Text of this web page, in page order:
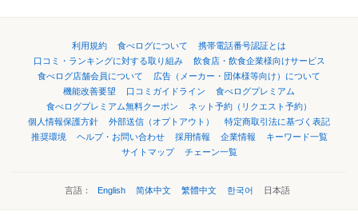
利用規約 食べログについて
携帯電話番号認証とは
口コミ・ランキングに対する取り組み
飲食店・飲食企業様向けサービス
食べログ店舗会員について
広告（メーカー・団体様等向け）について
機能改善要望
口コミガイドライン
食べログプレミアム
食べログプレミアム無料クーポン
ネット予約（リクエスト予約）
個人情報保護方針
外部送信（オプトアウト）
特定商取引法に基づく表記
推奨環境
ヘルプ・お問い合わせ 採用情報 企業情報
キーワード一覧
サイトマップ
チェーン一覧
言語： English 简体中文 繁體中文 한국어 日本語